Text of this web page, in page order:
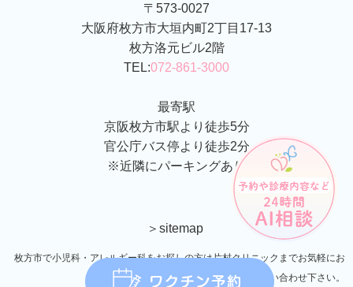
〒573-0027
大阪府枚方市大垣内町2丁目17-13
枚方洛元ビル2階
TEL:072-861-3000
最寄駅
京阪枚方市駅より徒歩5分
官公庁バス停より徒歩2分
※近隣にパーキングあり
＞sitemap
枚方市で小児科・アレルギー科をお探しの方は片村クリニックまでお気軽にお
問い合わせ下さい。